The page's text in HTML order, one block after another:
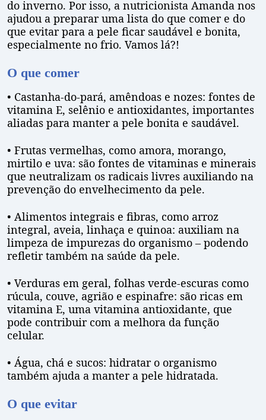
do inverno. Por isso, a nutricionista Amanda nos
ajudou a preparar uma lista do que comer e do
que evitar para a pele ficar saudável e bonita,
especialmente no frio. Vamos lá?!
O que comer
• Castanha-do-pará, amêndoas e nozes: fontes de
vitamina E, selênio e antioxidantes, importantes
aliadas para manter a pele bonita e saudável.
• Frutas vermelhas, como amora, morango,
mirtilo e uva: são fontes de vitaminas e minerais
que neutralizam os radicais livres auxiliando na
prevenção do envelhecimento da pele.
• Alimentos integrais e fibras, como arroz
integral, aveia, linhaça e quinoa: auxiliam na
limpeza de impurezas do organismo – podendo
refletir também na saúde da pele.
• Verduras em geral, folhas verde-escuras como
rúcula, couve, agrião e espinafre: são ricas em
vitamina E, uma vitamina antioxidante, que
pode contribuir com a melhora da função
celular.
• Água, chá e sucos: hidratar o organismo
também ajuda a manter a pele hidratada.
O que evitar